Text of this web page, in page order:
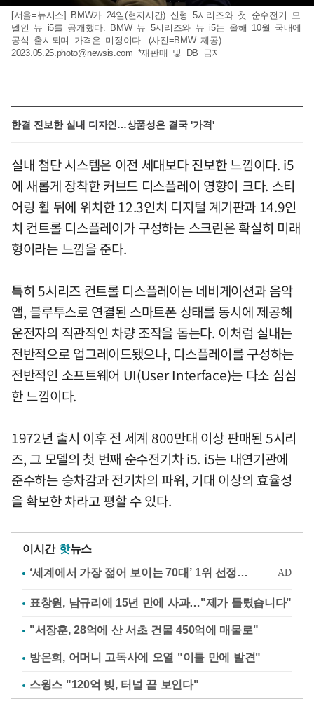
[서울=뉴시스] BMW가 24일(현지시간) 신형 5시리즈와 첫 순수전기 모
델인 뉴 i5를 공개했다. BMW 뉴 5시리즈와 뉴 i5는 올해 10월 국내에
공식 출시되며 가격은 미정이다. (사진=BMW 제공)
2023.05.25.photo@newsis.com *재판매 및 DB 금지
한결 진보한 실내 디자인…상품성은 결국 '가격'
실내 첨단 시스템은 이전 세대보다 진보한 느낌이다. i5
에 새롭게 장착한 커브드 디스플레이 영향이 크다. 스티
어링 휠 뒤에 위치한 12.3인치 디지털 계기판과 14.9인
치 컨트롤 디스플레이가 구성하는 스크린은 확실히 미래
형이라는 느낌을 준다.
특히 5시리즈 컨트롤 디스플레이는 네비게이션과 음악
앱, 블루투스로 연결된 스마트폰 상태를 동시에 제공해
운전자의 직관적인 차량 조작을 돕는다. 이처럼 실내는
전반적으로 업그레이드됐으나, 디스플레이를 구성하는
전반적인 소프트웨어 UI(User Interface)는 다소 심심
한 느낌이다.
1972년 출시 이후 전 세계 800만대 이상 판매된 5시리
즈, 그 모델의 첫 번째 순수전기차 i5. i5는 내연기관에
준수하는 승차감과 전기차의 파워, 기대 이상의 효율성
을 확보한 차라고 평할 수 있다.
이시간 핫뉴스
표창원, 남규리에 15년 만에 사과…"제가 틀렸습니다"
"서장훈, 28억에 산 서초 건물 450억에 매물로"
방은희, 어머니 고독사에 오열 "이틀 만에 발견"
스윙스 "120억 빚, 터널 끝 보인다"